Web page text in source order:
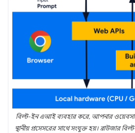
বিল্ট-ইন এআই ব্যবহার করে, আপনার
স্থানীয় প্রসেসরের সাথে সংযুক্ত হয়। ব্রাউজার